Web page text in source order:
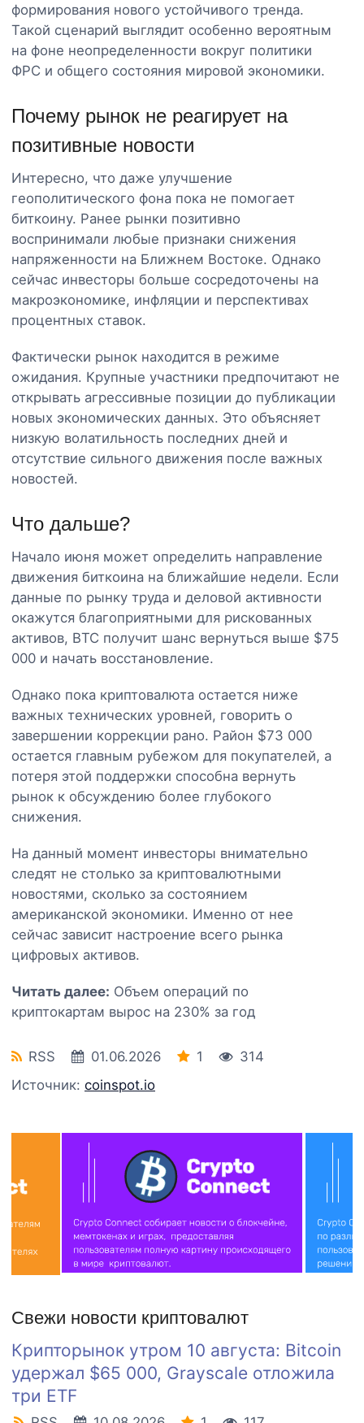
формирования нового устойчивого тренда.
Такой сценарий выглядит особенно вероятным
на фоне неопределенности вокруг политики
ФРС и общего состояния мировой экономики.
Почему рынок не реагирует на
позитивные новости
Интересно, что даже улучшение
геополитического фона пока не помогает
биткоину. Ранее рынки позитивно
воспринимали любые признаки снижения
напряженности на Ближнем Востоке. Однако
сейчас инвесторы больше сосредоточены на
макроэкономике, инфляции и перспективах
процентных ставок.
Фактически рынок находится в режиме
ожидания. Крупные участники предпочитают не
открывать агрессивные позиции до публикации
новых экономических данных. Это объясняет
низкую волатильность последних дней и
отсутствие сильного движения после важных
новостей.
Что дальше?
Начало июня может определить направление
движения биткоина на ближайшие недели. Если
данные по рынку труда и деловой активности
окажутся благоприятными для рискованных
активов, BTC получит шанс вернуться выше $75
000 и начать восстановление.
Однако пока криптовалюта остается ниже
важных технических уровней, говорить о
завершении коррекции рано. Район $73 000
остается главным рубежом для покупателей, а
потеря этой поддержки способна вернуть
рынок к обсуждению более глубокого
снижения.
На данный момент инвесторы внимательно
следят не столько за криптовалютными
новостями, сколько за состоянием
американской экономики. Именно от нее
сейчас зависит настроение всего рынка
цифровых активов.
Читать далее: Объем операций по
криптокартам вырос на 230% за год
RSS 01.06.2026 1
314
Источник: coinspot.io
Свежи новости криптовалют
Крипторынок утром 10 августа: Bitcoin
удержал $65 000, Grayscale отложила
три ETF